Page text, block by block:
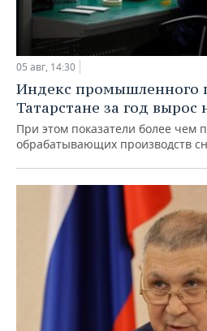
05 авг, 14:30
Индекс промышленного
Татарстане за год вырос
При этом показатели более чем
обрабатывающих производств